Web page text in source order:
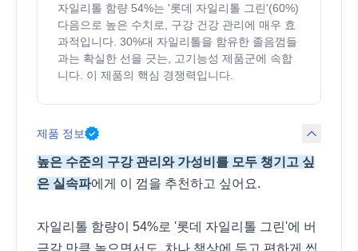
자일리톨 함량 54%는 '롯데 자일리톨 그린'(60%)
다음으로 높은 수치로, 구강 건강 관리에 매우 효
과적입니다. 30%대 자일리톨을 함유한 졸음껌들
과는 확실한 선을 긋는, 고기능성 제품군에 속합
니다. 이 제품의 핵심 경쟁력입니다.
제품 정보
높은 수준의 구강 관리와 가성비를 모두 챙기고 싶
은 실속파에게 이 껌을 추천하고 싶어요.
자일리톨 함량이 54%로 '롯데 자일리톨 그린'에 버
금갈 만큼 높으면서도, 차나 책상에 두고 편하게 씹